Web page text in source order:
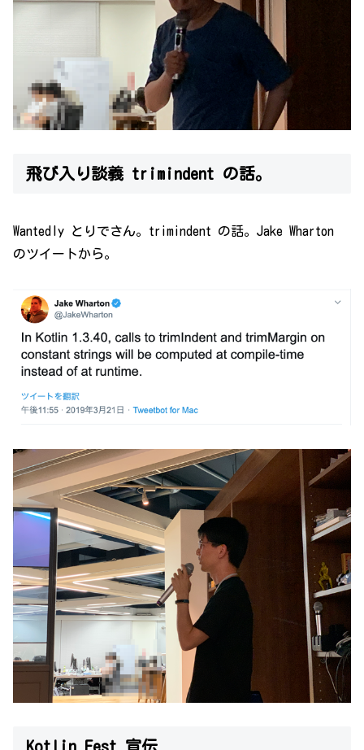
飛び入り談義 trimindent の話。
Wantedly とりでさん。trimindent の話。Jake Wharton
のツイートから。
Kotlin Fest 宣伝